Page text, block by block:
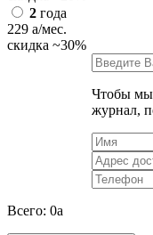
2 года
229 a/мес.
скидка ~30%
Чтобы мы
журнал,
Всего: 0a